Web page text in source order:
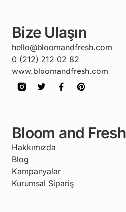
Bize Ulaşın
hello@bloomandfresh.com
0 (212) 212 02 82
www.bloomandfresh.com
Bloom and Fresh
Hakkımızda
Blog
Kampanyalar
Kurumsal Sipariş